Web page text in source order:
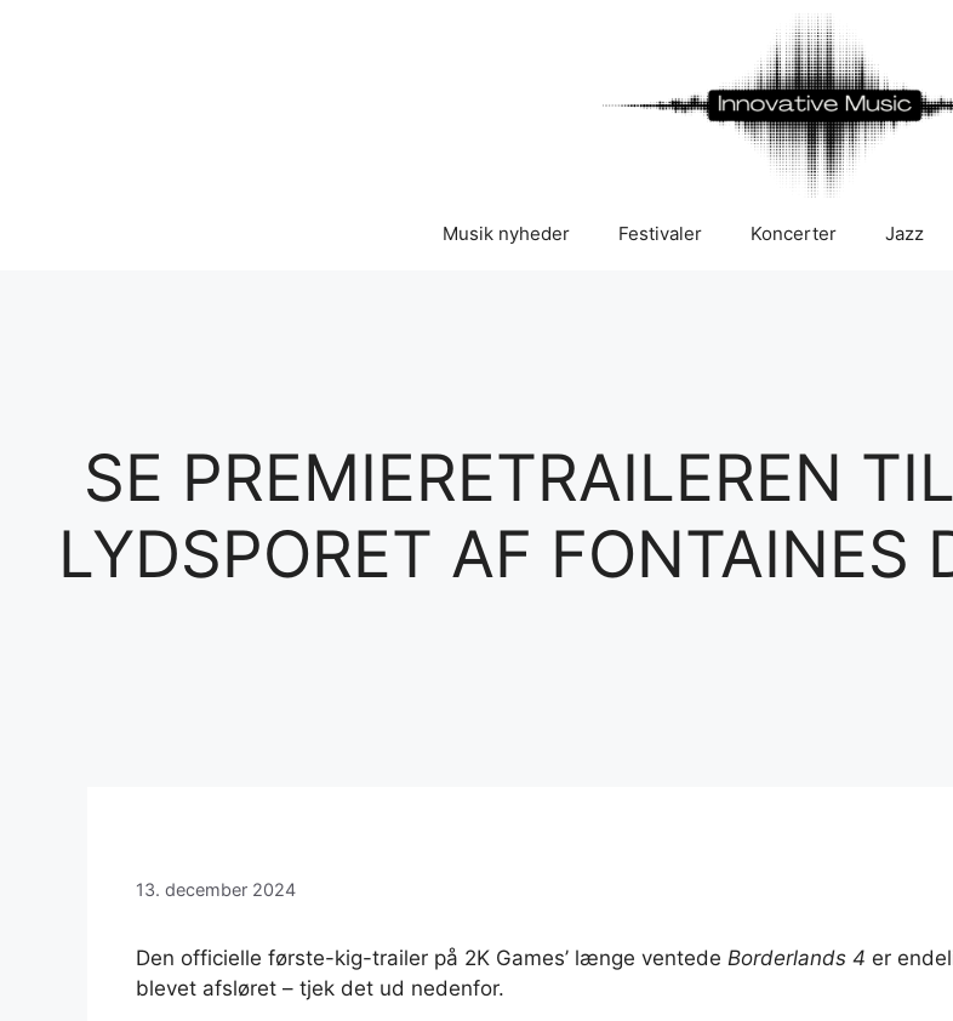
Musik nyheder Festivaler Koncerter Jazz
SE PREMIERETRAILEREN
LYDSPORET AF FONTAINES
13. december 2024
Den officielle første-kig-trailer på 2K Games’ længe ventede Borderlands 4 er
blevet afsløret – tjek det ud nedenfor.